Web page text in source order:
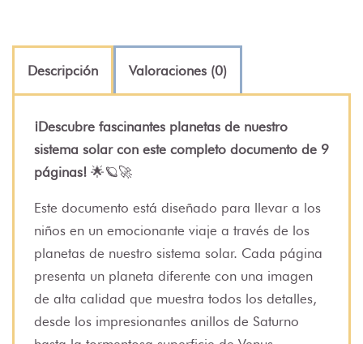
Descripción Valoraciones (0)
¡Descubre fascinantes planetas de nuestro
sistema solar con este completo documento de 9
páginas! 🌟🪐🚀
Este documento está diseñado para llevar a los
niños en un emocionante viaje a través de los
planetas de nuestro sistema solar. Cada página
presenta un planeta diferente con una imagen
de alta calidad que muestra todos los detalles,
desde los impresionantes anillos de Saturno